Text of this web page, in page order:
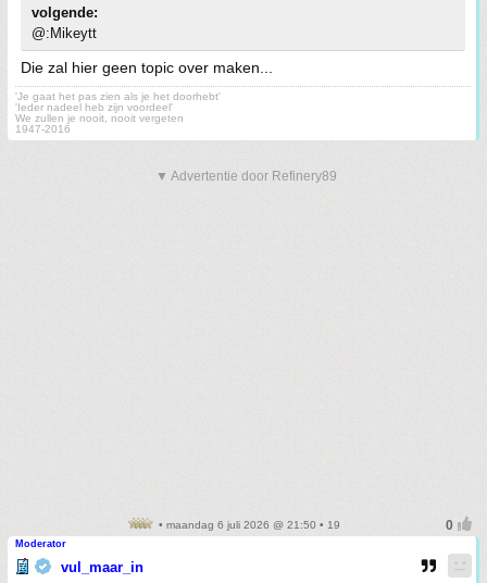
volgende:
@:Mikeytt
Die zal hier geen topic over maken...
'Je gaat het pas zien als je het doorhebt'
'Ieder nadeel heb zijn voordeel'
We zullen je nooit, nooit vergeten
1947-2016
▼ Advertentie door Refinery89
• maandag 6 juli 2026 @ 21:50 • 19
Moderator
vul_maar_in